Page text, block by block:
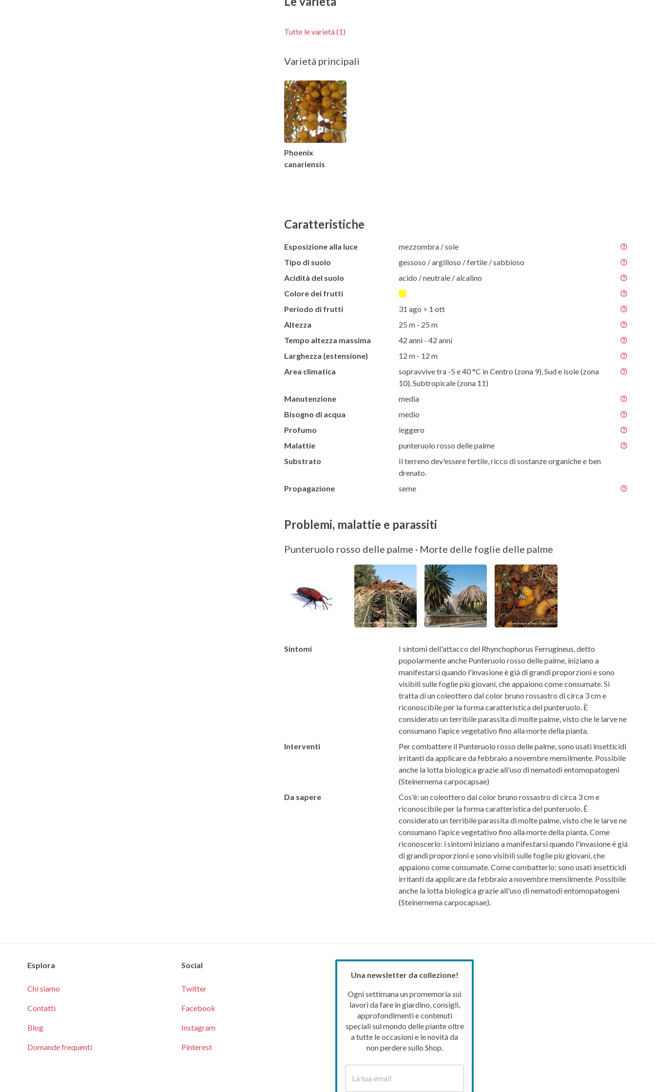
Tutte le varietà (1)
Varietà principali
Phoenix
canariensis
Caratteristiche
Esposizione alla luce
mezzombra / sole
Tipo di suolo
gessoso / argilloso / fertile / sabbioso
Acidità del suolo
acido / neutrale / alcalino
Colore dei frutti
Periodo di frutti
31 ago > 1 ott
Altezza
25 m - 25 m
Tempo altezza massima
42 anni - 42 anni
Larghezza (estensione)
12 m - 12 m
Area climatica
sopravvive tra -5 e 40 °C in Centro (zona 9), Sud e isole (zona
10), Subtropicale (zona 11)
Manutenzione
media
Bisogno di acqua
medio
Profumo
leggero
Malattie
punteruolo rosso delle palme
Substrato
Il terreno dev'essere fertile, ricco di sostanze organiche e ben
drenato.
Propagazione
seme
Problemi, malattie e parassiti
Punteruolo rosso delle palme · Morte delle foglie delle palme
Sintomi
I sintomi dell'attacco del Rhynchophorus Ferrugineus, detto
popolarmente anche Punteruolo rosso delle palme, iniziano a
manifestarsi quando l'invasione è giá di grandi proporzioni e sono
visibili sulle foglie più giovani, che appaiono come consumate. Si
tratta di un coleottero dal color bruno rossastro di circa 3 cm e
riconoscibile per la forma caratteristica del punteruolo. È
considerato un terribile parassita di molte palme, visto che le larve ne
consumano l'apice vegetativo fino alla morte della pianta.
Interventi
Per combattere il Punteruolo rosso delle palme, sono usati insetticidi
irritanti da applicare da febbraio a novembre mensilmente. Possibile
anche la lotta biologica grazie all'uso di nematodi entomopatogeni
(Steinernema carpocapsae)
Da sapere
Cos'è: un coleottero dal color bruno rossastro di circa 3 cm e
riconoscibile per la forma caratteristica del punteruolo. È
considerato un terribile parassita di molte palme, visto che le larve ne
consumano l'apice vegetativo fino alla morte della pianta. Come
riconoscerlo: i sintomi iniziano a manifestarsi quando l'invasione è giá
di grandi proporzioni e sono visibili sulle foglie più giovani, che
appaiono come consumate. Come combatterlo: sono usati insetticidi
irritanti da applicare da febbraio a novembre mensilmente. Possibile
anche la lotta biologica grazie all'uso di nematodi entomopatogeni
(Steinernema carpocapsae).
Esplora
Chi siamo
Contatti
Blog
Domande frequenti
Social
Twitter
Facebook
Instagram
Pinterest
Una newsletter da collezione!
Ogni settimana un promemoria sui
lavori da fare in giardino, consigli,
approfondimenti e contenuti
speciali sul mondo delle piante oltre
a tutte le occasioni e le novità da
non perdere sullo Shop.